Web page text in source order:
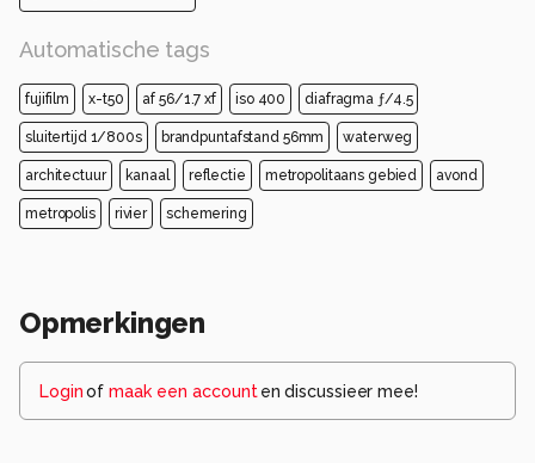
Automatische tags
fujifilm x-t50 af 56/1.7 xf iso 400 diafragma ƒ/4.5
sluitertijd 1/800s brandpuntafstand 56mm waterweg
architectuur kanaal reflectie metropolitaans gebied avond
metropolis rivier schemering
Opmerkingen
Loginof maak een account en discussieer mee!